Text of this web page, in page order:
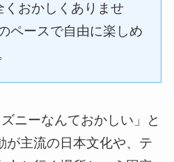
おかしくありませ
ペースで自由に楽しめ
ニーなんておかしい」と
が主流の日本文化や、テ